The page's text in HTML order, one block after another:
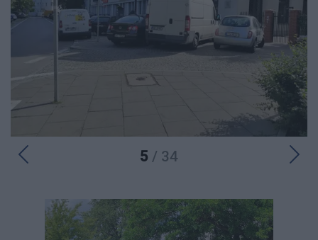
5 / 34